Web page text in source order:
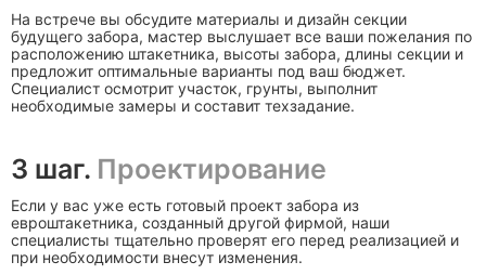
На встрече вы обсудите материалы и дизайн секции
будущего забора, мастер выслушает все ваши пожелания по
расположению штакетника, высоты забора, длины секции и
предложит оптимальные варианты под ваш бюджет.
Специалист осмотрит участок, грунты, выполнит
необходимые замеры и составит техзадание.
3 шаг. Проектирование
Если у вас уже есть готовый проект забора из
евроштакетника, созданный другой фирмой, наши
специалисты тщательно проверят его перед реализацией и
при необходимости внесут изменения.